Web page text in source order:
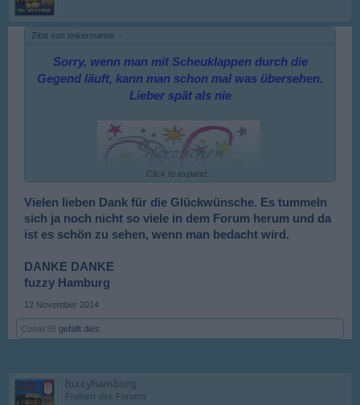
Zitat von tinkermama: ↑
Sorry, wenn man mit Scheuklappen durch die
Gegend läuft, kann man schon mal was übersehen.
Lieber spät als nie
Click to expand...
Vielen lieben Dank für die Glückwünsche. Es tummeln
sich ja noch nicht so viele in dem Forum herum und da
ist es schön zu sehen, wenn man bedacht wird.
DANKE DANKE
fuzzy Hamburg
12 November 2014
Conair35 gefällt dies.
fuzzyhamburg
Freiherr des Forums